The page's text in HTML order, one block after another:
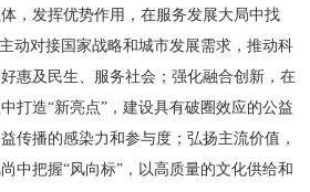
，发挥优势作用，在服务发展大局中找
动对接国家战略和城市发展需求，推动科
惠及民生、服务社会；强化融合创新，在
打造“新亮点”，建设具有破圈效应的公益
传播的感染力和参与度；弘扬主流价值，
中把握“风向标”，以高质量的文化供给和